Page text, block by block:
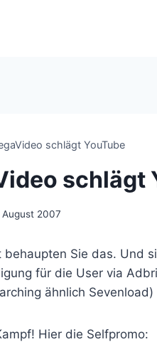
schlägt YouTube
schlägt
August 2007
Sie das. Und
für die User via
ähnlich
Hier die Selfpromo: